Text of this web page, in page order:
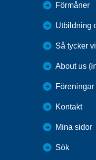
Förmåner
Utbildning
Så tycker vi
About us
Föreningar
Kontakt
Mina sidor
Sök